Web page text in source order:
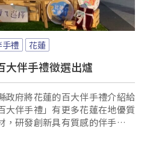
手禮 花蓮
大伴手禮徵選出爐
政府將花蓮的百大伴手禮介紹給
大伴手禮」有更多花蓮在地優質
研發創新具有質感的伴手禮，
美融合。